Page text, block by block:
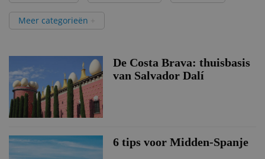
Meer categorieën +
De Costa Brava: thuisbasis
van Salvador Dalí
6 tips voor Midden-Spanje